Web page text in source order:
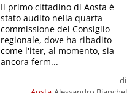
di
Il primo cittadino di Aosta è
stato audito nella quarta
commissione del Consiglio
regionale, dove ha ribadito
come l'iter, al momento, sia
ancora ferm...